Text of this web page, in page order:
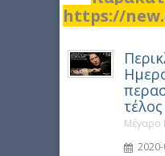
https://
Μέγαρο